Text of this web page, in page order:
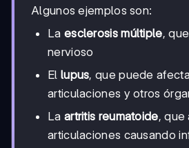
Algunos ejemplos son:
La esclerosis múltiple,
nervioso
El lupus, que puede
articulaciones y otros
La artritis reumatoide, que
articulaciones causando